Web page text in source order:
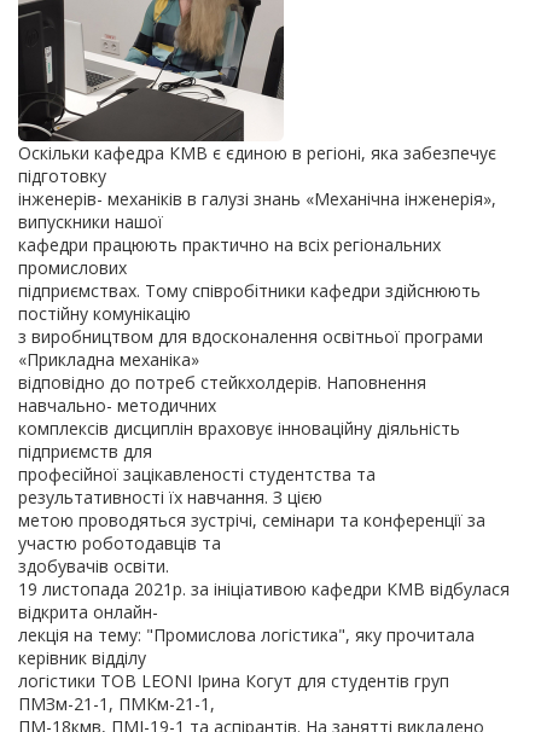
Оскільки кафедра КМВ є єдиною в регіоні, яка забезпечує
підготовку
інженерів- механіків в галузі знань «Механічна інженерія»,
випускники нашої
кафедри працюють практично на всіх регіональних
промислових
підприємствах. Тому співробітники кафедри здійснюють
постійну комунікацію
з виробництвом для вдосконалення освітньої програми
«Прикладна механіка»
відповідно до потреб стейкхолдерів. Наповнення
навчально- методичних
комплексів дисциплін враховує інноваційну діяльність
підприємств для
професійної зацікавленості студентства та
результативності їх навчання. З цією
метою проводяться зустрічі, семінари та конференції за
участю роботодавців та
здобувачів освіти.
19 листопада 2021р. за ініціативою кафедри КМВ відбулася
відкрита онлайн-
лекція на тему: "Промислова логістика", яку прочитала
керівник відділу
логістики ТОВ LEONI Ірина Когут для студентів груп
ПМЗм-21-1, ПМКм-21-1,
ПМ-18кмв, ПМІ-19-1 та аспірантів. На занятті викладено